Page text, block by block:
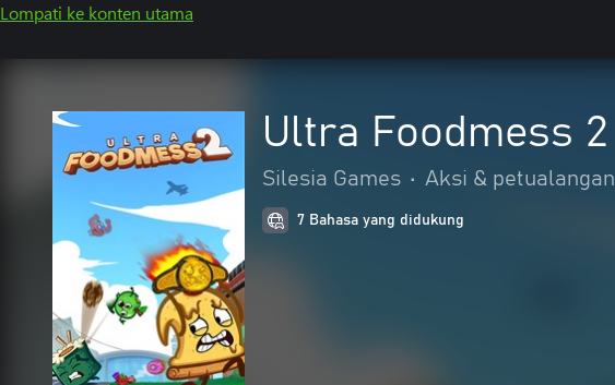
Lompati ke konten utama
Ultra Foodmess 2
Silesia Games • Aksi & petualangan
7 Bahasa yang didukung